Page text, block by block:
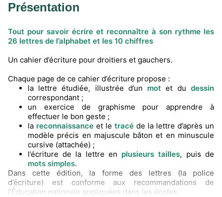
Présentation
Tout pour savoir écrire et reconnaître à son rythme les
26 lettres de l’alphabet et les 10 chiffres
Un cahier d’écriture pour droitiers et gauchers.
Chaque page de ce cahier d’écriture propose :
la lettre étudiée, illustrée d’un mot et du dessin
correspondant ;
un exercice de graphisme pour apprendre à
effectuer le bon geste ;
la reconnaissance et le tracé de la lettre d’après un
modèle précis en majuscule bâton et en minuscule
cursive (attachée) ;
l’écriture de la lettre en plusieurs tailles, puis de
mots simples.
Dans cette édition, la forme des lettres (la police
d’écriture) est conforme aux recommandations de
l’Éducation nationale appliquées dans les écoles.